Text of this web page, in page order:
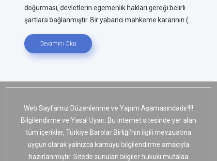
doğurması, devletlerin egemenlik hakları gereği belirli
şartlara bağlanmıştır. Bir yabancı mahkeme kararının (...
Devamını Oku
Web Sayfamız Düzenlenme ve Yapım Aşamasındadır!!!!
Bilgilendirme ve Yasal Uyarı: Bu internet sitesinde yer alan
tüm içerikler, Türkiye Barolar Birliği’nin ilgili mevzuatına
uygun olarak yalnızca kamuyu bilgilendirme amacıyla
hazırlanmıştır. Sitede sunulan bilgiler hukuki mütalaa